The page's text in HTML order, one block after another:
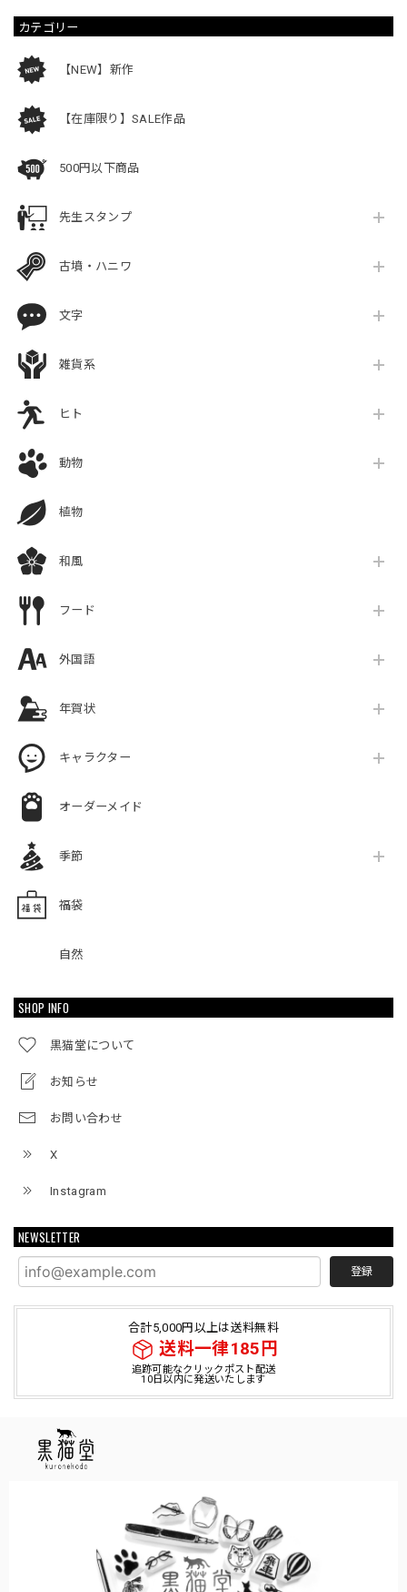
カテゴリー
【NEW】新作
【在庫限り】SALE作品
500円以下商品
先生スタンプ
古墳・ハニワ
文字
雑貨系
ヒト
動物
植物
和風
フード
外国語
年賀状
キャラクター
オーダーメイド
季節
福袋
自然
SHOP INFO
黒猫堂について
お知らせ
お問い合わせ
X
Instagram
NEWSLETTER
登録
合計5,000円以上は送料無料
送料一律185円
追跡可能なクリックポスト配送
10日以内に発送いたします